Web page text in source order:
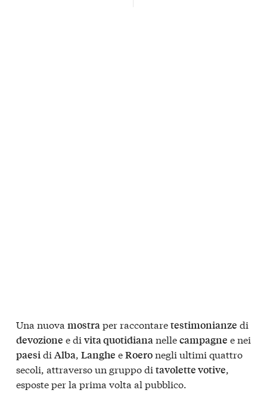
Una nuova mostraper raccontaretestimonianze di
devozione e di vita quotidiananellecampagne e nei
paesidi Alba, Langhe eRoeronegli ultimi quattro
secoli, attraverso un gruppo di tavolette votive,
esposte per la prima volta al pubblico.